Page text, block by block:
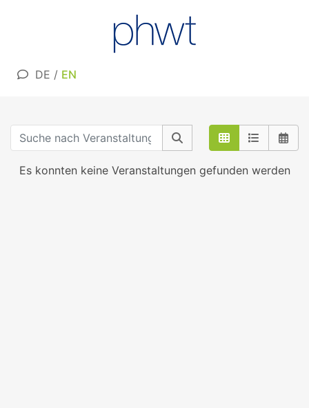
DE / EN
Es konnten keine Veranstaltungen gefunden werden